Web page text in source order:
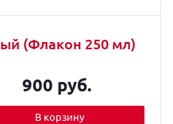
(Флакон 250 мл)
900 руб.
В корзину